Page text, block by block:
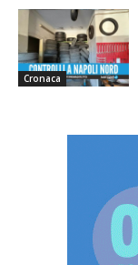
Cronaca